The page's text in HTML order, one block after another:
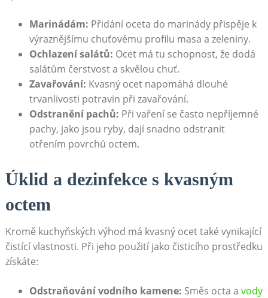
Marinádám: Přidání oceta do marinády přispěje k
výraznějšímu chuťovému profilu​ masa a zeleniny.
Ochlazení ‍salátů: Ocet má tu schopnost, že dodá
salátům čerstvost a skvělou chuť.
Zavařování: Kvasný ocet napomáhá dlouhé⁣
trvanlivosti ⁣potravin při zavařování.
Odstranění pachů: Při ‌vaření se často nepříjemné
pachy, jako jsou ryby, dají snadno ‌odstranit
⁢otřením povrchů octem.
Úklid⁣ a⁤ dezinfekce s kvasným
octem
Kromě kuchyňských výhod‍ má ⁢kvasný ocet také vynikající
čistící vlastnosti. Při jeho použití jako čisticího prostředku
získáte:
Odstraňování‌ vodního ⁣kamene: Směs octa a ⁣ vody